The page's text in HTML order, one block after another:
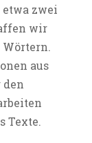
zwei
wir
aus
Texte.